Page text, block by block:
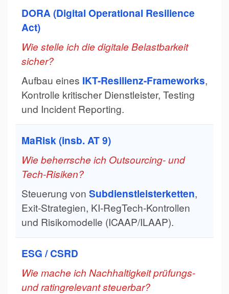
DORA (Digital Operational Resilience
Act)
Wie stelle ich die digitale Belastbarkeit
sicher?
Aufbau eines IKT-Resilienz-Frameworks,
Kontrolle kritischer Dienstleister, Testing
und Incident Reporting.
MaRisk (insb. AT 9)
Wie beherrsche ich Outsourcing- und
Tech-Risiken?
Steuerung von Subdienstleisterketten,
Exit-Strategien, KI-RegTech-Kontrollen
und Risikomodelle (ICAAP/ILAAP).
ESG / CSRD
Wie mache ich Nachhaltigkeit prüfungs-
und ratingrelevant steuerbar?